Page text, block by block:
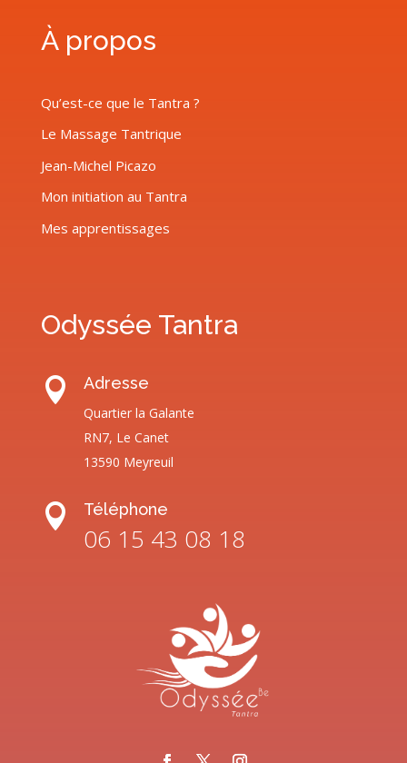
À propos
Qu’est-ce que le Tantra ?
Le Massage Tantrique
Jean-Michel Picazo
Mon initiation au Tantra
Mes apprentissages
Odyssée Tantra
 Adresse
Quartier la Galante
RN7, Le Canet
13590 Meyreuil
 Téléphone
06 15 43 08 18